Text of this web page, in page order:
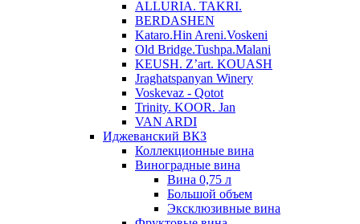
ALLURIA. TAKRI.
BERDASHEN
Kataro.Hin Areni.Voskeni
Old Bridge.Tushpa.Malani
KEUSH. Z’art. KOUASH
Jraghatspanyan Winery
Voskevaz - Qotot
Trinity. KOOR. Jan
VAN ARDI
Иджеванский ВКЗ
Коллекционные вина
Виноградные вина
Вина 0,75 л
Большой объем
Эксклюзивные вина